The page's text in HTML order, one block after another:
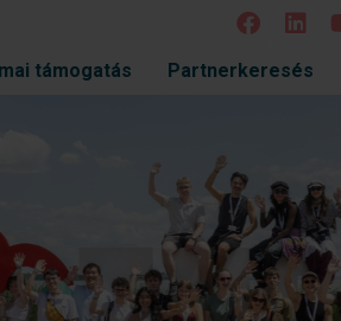
támogatás Partnerkeresés